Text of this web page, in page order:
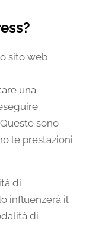
sito web
una
sono
le prestazioni
di
influenzerà il
di